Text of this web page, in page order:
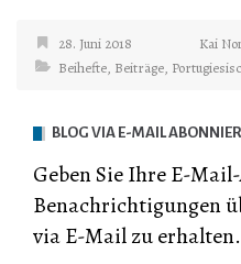
28. Juni 2018
Kai
Beihefte, Beiträge,
BLOG VIA E-MAIL
Geben Sie Ihre E-
Benachrichtigungen
via E-Mail zu erhalten.